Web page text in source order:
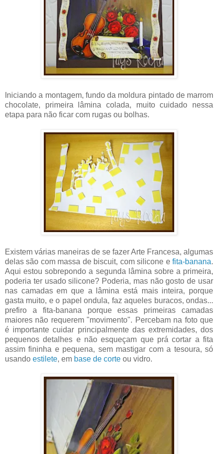
Iniciando a montagem, fundo da moldura pintado de marrom
chocolate, primeira lâmina colada, muito cuidado nessa
etapa para não ficar com rugas ou bolhas.
Existem várias maneiras de se fazer Arte Francesa, algumas
delas são com massa de biscuit, com silicone e fita-banana.
Aqui estou sobrepondo a segunda lâmina sobre a primeira,
poderia ter usado silicone? Poderia, mas não gosto de usar
nas camadas em que a lâmina está mais inteira, porque
gasta muito, e o papel ondula, faz aqueles buracos, ondas...
prefiro a fita-banana porque essas primeiras camadas
maiores não requerem "movimento". Percebam na foto que
é importante cuidar principalmente das extremidades, dos
pequenos detalhes e não esqueçam que prá cortar a fita
assim fininha e pequena, sem mastigar com a tesoura, só
usando estilete, em base de corte ou vidro.